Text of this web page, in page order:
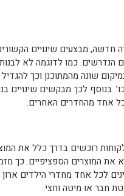
חדשה, מבצעים שינויים
כמו לדוגמה לא
במיקום שונה מהמתוכנן וכך
בנוסף לכך מבקשים
אחד מהחדרים האחרים.
רוכשים בדרך כלל את
את המוצרים הספציפיים. כך
לכל אחד מחדרי הילדים
חבר או מיטה וחצי.